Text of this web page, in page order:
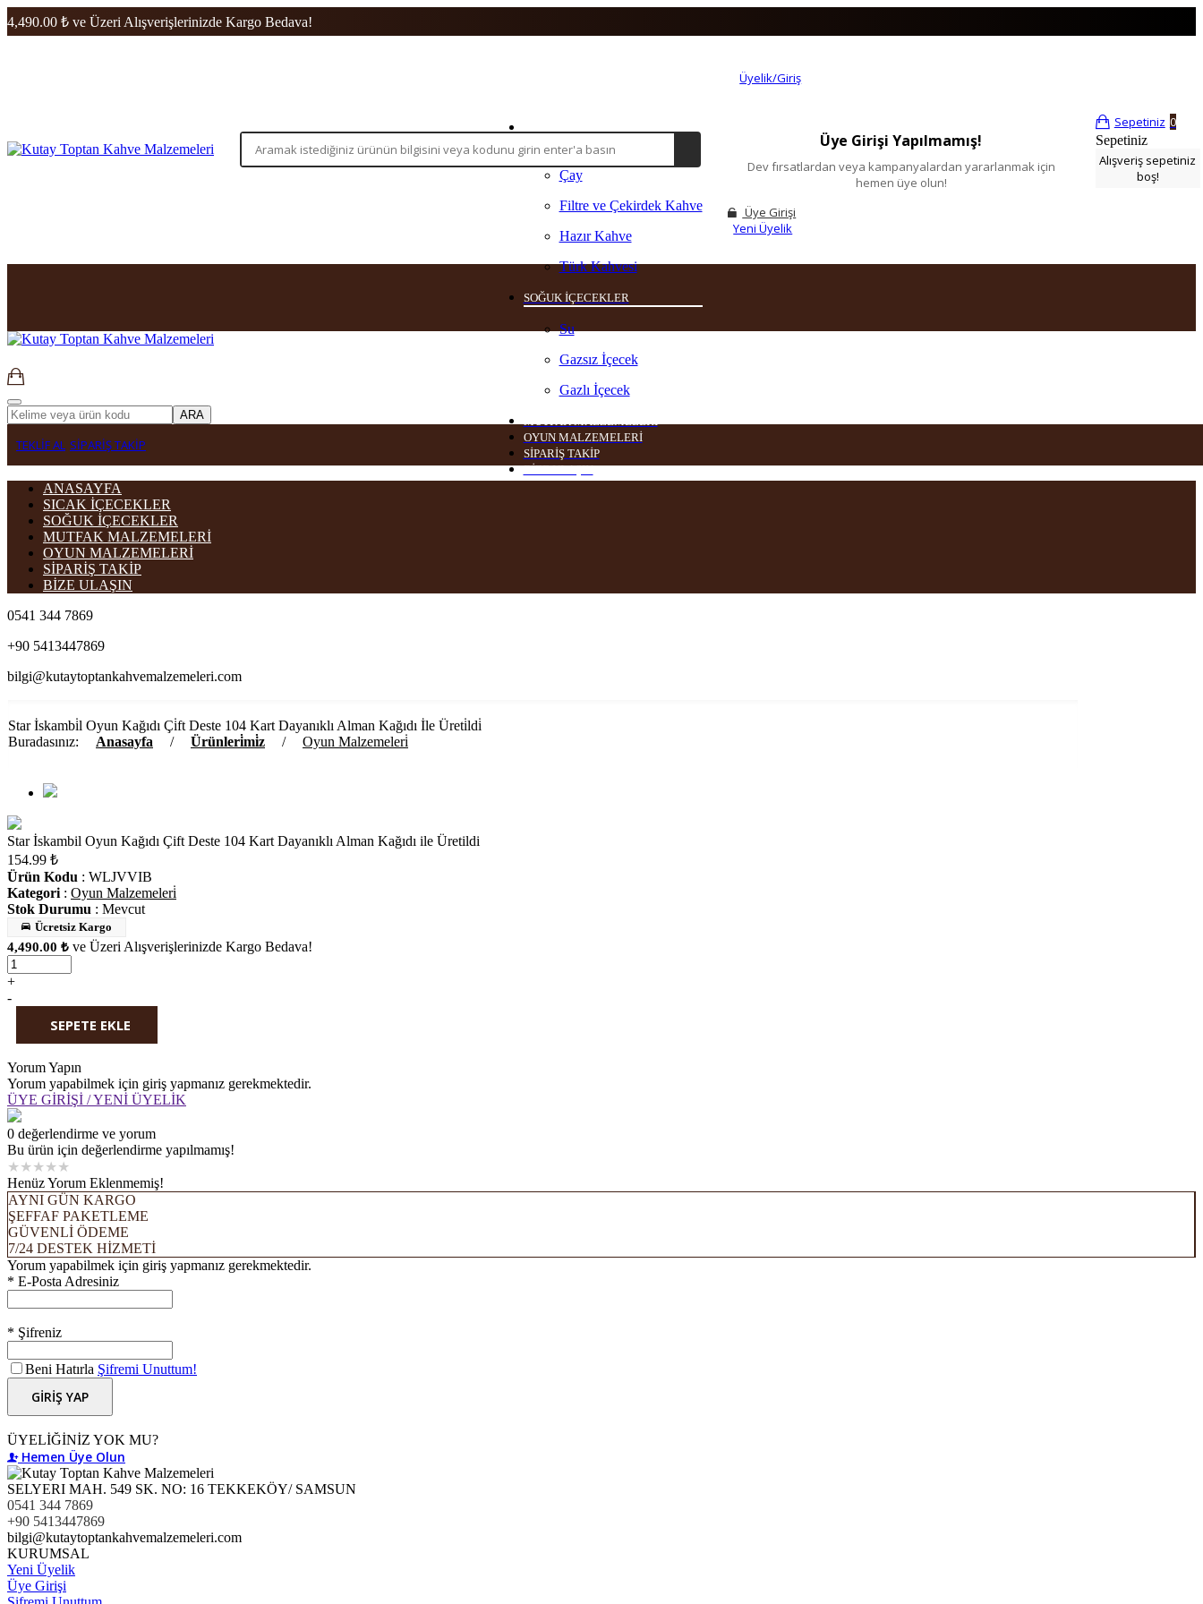
4,490.00 ₺ ve Üzeri Alışverişlerinizde Kargo Bedava!
Üyelik/Giriş
Üye Girişi Yapılmamış!
Dev fırsatlardan veya kampanyalardan yararlanmak için
hemen üye olun!
Üye Girişi
Yeni Üyelik
Sepetiniz 0
Sepetiniz
Alışveriş sepetiniz
boş!
SICAK İÇECEKLER
Çay
Filtre ve Çekirdek Kahve
Hazır Kahve
Türk Kahvesi
SOĞUK İÇECEKLER
Su
Gazsız İçecek
Gazlı İçecek
OYUN MALZEMELERİ
SİPARİŞ TAKİP
BİZE ULAŞIN
ARA
TEKLİF AL SİPARİŞ TAKİP
ANASAYFA
SICAK İÇECEKLER
SOĞUK İÇECEKLER
MUTFAK MALZEMELERİ
OYUN MALZEMELERİ
SİPARİŞ TAKİP
BİZE ULAŞIN
0541 344 7869
+90 5413447869
bilgi@kutaytoptankahvemalzemeleri.com
Star İskambi̇l Oyun Kağıdı Çi̇ft Deste 104 Kart Dayanıklı Alman Kağıdı İle Üreti̇ldi̇
Buradasınız:
Anasayfa / Ürünleri̇mi̇z / Oyun Malzemeleri̇
Star İskambil Oyun Kağıdı Çift Deste 104 Kart Dayanıklı Alman Kağıdı ile Üretildi
154.99 ₺
Ürün Kodu : WLJVVIB
Kategori : Oyun Malzemeleri̇
Stok Durumu : Mevcut
Ücretsiz Kargo
4,490.00 ₺ ve Üzeri Alışverişlerinizde Kargo Bedava!
+
-
SEPETE EKLE
Yorum Yapın
Yorum yapabilmek için giriş yapmanız gerekmektedir.
ÜYE GİRİŞİ / YENİ ÜYELİK
0 değerlendirme ve yorum
Bu ürün için değerlendirme yapılmamış!
★★★★★
Henüz Yorum Eklenmemiş!
AYNI GÜN KARGO
ŞEFFAF PAKETLEME
GÜVENLİ ÖDEME
7/24 DESTEK HİZMETİ
Yorum yapabilmek için giriş yapmanız gerekmektedir.
* E-Posta Adresiniz
* Şifreniz
Beni Hatırla Şifremi Unuttum!
GİRİŞ YAP
ÜYELİĞİNİZ YOK MU?
Hemen Üye Olun
SELYERI MAH. 549 SK. NO: 16 TEKKEKÖY/ SAMSUN
0541 344 7869
+90 5413447869
bilgi@kutaytoptankahvemalzemeleri.com
KURUMSAL
Yeni Üyelik
Üye Girişi